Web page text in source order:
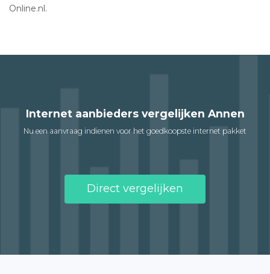
Online.nl.
Internet aanbieders vergelijken Annen
Nu een aanvraag indienen voor het goedkoopste internet pakket
Direct vergelijken